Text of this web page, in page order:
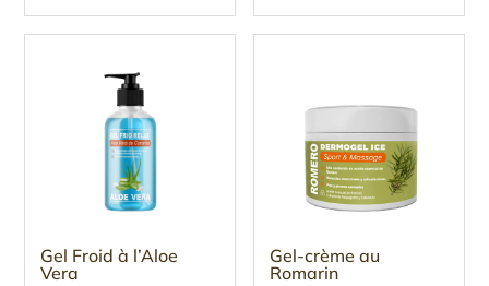
de
prix :
29.95€
Gel Froid à l’Aloe
Vera
Gel-crème au
Romarin